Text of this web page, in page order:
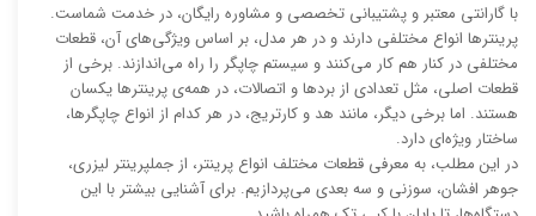
با گارانتی معتبر و پشتیبانی تخصصی و مشاوره رایگان، در خدمت شماست.
پرینترها انواع مختلفی دارند و در هر مدل، بر اساس ویژگی‌های آن، قطعات
مختلفی در کنار هم کار می‌کنند و سیستم چاپگر را راه می‌اندازند. برخی از
قطعات اصلی، مثل تعدادی از بردها و اتصالات، در همه‌ی پرینترها یکسان
هستند. اما برخی دیگر، مانند هد و کارتریج، در هر کدام از انواع چاپگرها،
ساختار ویژه‌ای دارد.
در این مطلب، به معرفی قطعات مختلف انواع پرینتر، از جملپرینتر لیزری،
جوهر افشان، سوزنی و سه بعدی می‌پردازیم. برای آشنایی بیشتر با این